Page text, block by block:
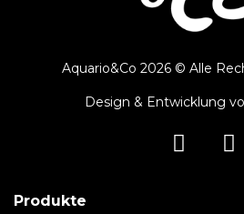
Aquario&Co 2026 © Alle
Design & Entwicklung
Produkte